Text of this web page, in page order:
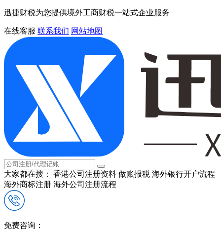
迅捷财税为您提供境外工商财税一站式企业服务
在线客服 联系我们 网站地图
大家都在搜： 香港公司注册资料 做账报税 海外银行开户流程
海外商标注册 海外公司注册流程
免费咨询：